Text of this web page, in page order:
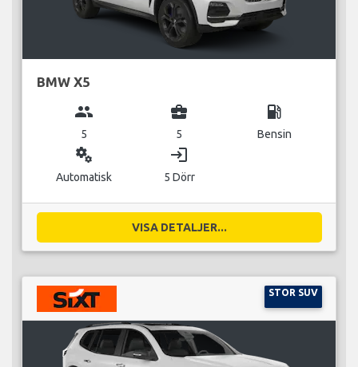
BMW X5
group
5
business_center
5
local_gas_station
Bensin
miscellaneous_services
Automatisk
login
5 Dörr
VISA DETALJER...
STOR SUV